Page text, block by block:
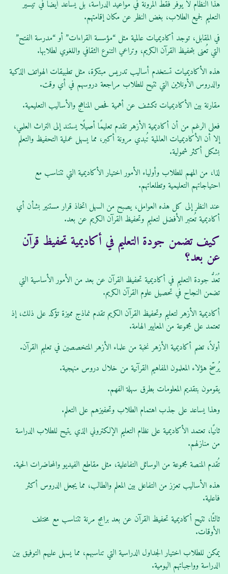
هذا النظام لا يوفر فقط المرونة في مواعيد الدراسة، بل يساعد أيضًا في تيسير
التعليم لجميع الطلاب، بغض النظر عن مكان إقامتهم.
في المقابل، توجد أكاديميات عالمية مثل “مؤسسة القراءات” أو “مدرسة الفتح”
التي تُعنى بتحفيظ القرآن الكريم، وتراعي التنوع الثقافي واللغوي لطلابها.
هذه الأكاديميات تستخدم أساليب تدريس مبتكرة، مثل تطبيقات الهواتف الذكية
والدروس الأونلاين التي تتيح للطلاب مراجعة دروسهم في أي وقت.
مقارنة بين الأكاديميات تكشف عن أهمية فحص المناهج والأساليب التعليمية.
فعلى الرغم من أن أكاديمية الأزهر تقدم تعليمًا أصيلًا يستند إلى التراث العلمي،
إلا أن الأكاديميات العالمية تُبدي مرونة أكبر، مما يسهل عملية التحفيظ والتعلم
بشكل أكثر شمولية.
لذا، من المهم للطلاب وأولياء الأمور اختيار الأكاديمية التي تتناسب مع
احتياجاتهم التعليمية وتطلعاتهم.
عند النظر إلى كل هذه العوامل، يصبح من السهل اتخاذ قرار مستنير بشأن أي
أكاديمية تُعتبر الأفضل لتعليم وتحفيظ القرآن الكريم عن بعد.
كيف تضمن جودة التعليم في أكاديمية تحفيظ قرآن
عن بعد؟
تُعَدُّ جودة التعليم في أكاديمية تحفيظ القرآن عن بعد من الأمور الأساسية التي
تضمن النجاح في تحصيل علوم القرآن الكريم.
أكاديمية الأزهر لتعليم وتحفيظ القرآن الكريم تقدم نماذج مميزة تؤكد على ذلك، إذ
تعتمد على مجموعة من المعايير الهامة.
أولاً، تضم أكاديمية الأزهر نخبة من علماء الأزهر المتخصصين في تعليم القرآن.
يُرسّخ هؤلاء المعلمون المفاهيم القرآنية من خلال دروس منهجية.
يقومون بتقديم المعلومات بطرق سهلة الفهم.
وهذا يساعد على جذب اهتمام الطلاب وتحفيزهم على التعلم.
ثانيًا، تعتمد الأكاديمية على نظام التعليم الإلكتروني الذي يتيح للطلاب الدراسة
من منازلهم.
تُقدم المنصة مجموعة من الوسائل التفاعلية، مثل مقاطع الفيديو والمحاضرات الحية.
هذه الأساليب تعزز من التفاعل بين المعلم والطالب، مما يجعل الدروس أكثر
فاعلية.
ثالثًا، تتيح أكاديمية تحفيظ القرآن عن بعد برامج مرنة تتناسب مع مختلف
الأوقات.
يمكن للطلاب اختيار الجداول الدراسية التي تناسبهم، مما يسهل عليهم التوفيق بين
الدراسة وواجباتهم اليومية.